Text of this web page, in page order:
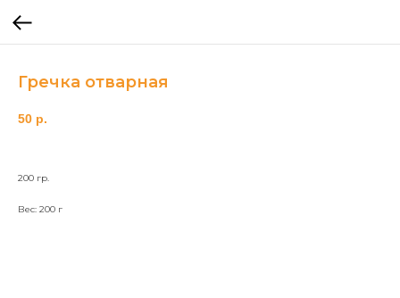
Гречка отварная
50 р.
200 гр.
Вес: 200 г